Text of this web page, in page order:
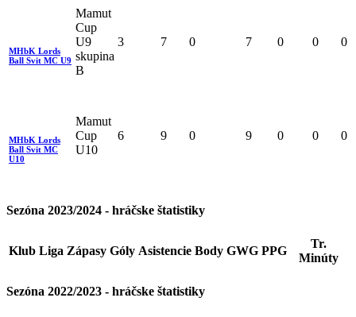
MHbK Lords
Ball Svit MC U9
Mamut
Cup
U9
skupina
B
3 7 0 7 0 0 0
MHbK Lords
Ball Svit MC
U10
Mamut
Cup
U10
6 9 0 9 0 0 0
Sezóna 2023/2024 - hráčske štatistiky
Klub Liga Zápasy Góly Asistencie Body GWG PPG
Tr.
Minúty
Sezóna 2022/2023 - hráčske štatistiky